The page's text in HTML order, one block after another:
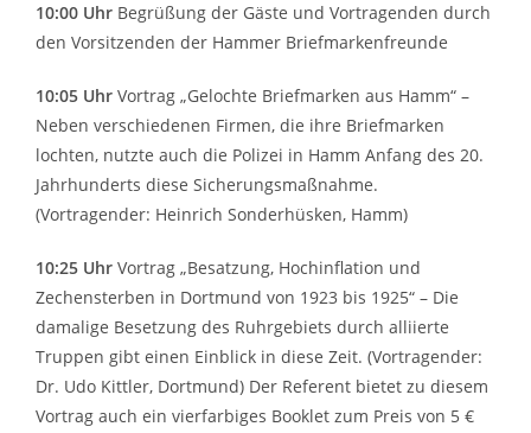
10:00 Uhr Begrüßung der Gäste und Vortragenden durch
den Vorsitzenden der Hammer Briefmarkenfreunde
10:05 Uhr Vortrag „Gelochte Briefmarken aus Hamm“ –
Neben verschiedenen Firmen, die ihre Briefmarken
lochten, nutzte auch die Polizei in Hamm Anfang des 20.
Jahrhunderts diese Sicherungsmaßnahme.
(Vortragender: Heinrich Sonderhüsken, Hamm)
10:25 Uhr Vortrag „Besatzung, Hochinflation und
Zechensterben in Dortmund von 1923 bis 1925“ – Die
damalige Besetzung des Ruhrgebiets durch alliierte
Truppen gibt einen Einblick in diese Zeit. (Vortragender:
Dr. Udo Kittler, Dortmund) Der Referent bietet zu diesem
Vortrag auch ein vierfarbiges Booklet zum Preis von 5 €